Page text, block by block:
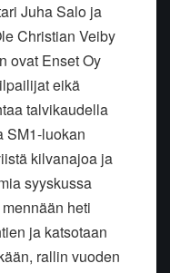
Juha Salo ja
Christian Veiby
ovat Enset Oy
eikä
talvikaudella
SM1-luokan
kilvanajoa ja
syyskussa
heti
ja katsotaan
rallin vuoden